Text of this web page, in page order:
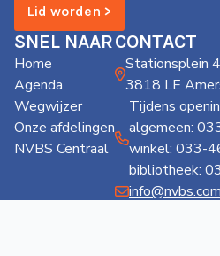
Lid worden >
SNEL NAAR
Home
Agenda
Wegwijzer
Onze afdelingen
NVBS Centraal
CONTACT
Stationsplein
3818 LE
Tijdens
algemeen:
winkel: 033-
bibliotheek:
info@nvbs.com